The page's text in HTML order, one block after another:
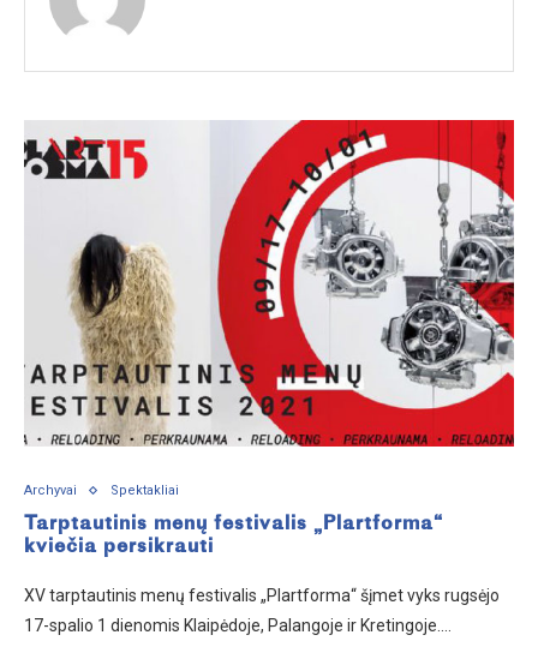
Archyvai Spektakliai
Tarptautinis menų festivalis „Plartforma“
kviečia persikrauti
XV tarptautinis menų festivalis „Plartforma“ šįmet vyks rugsėjo
17-spalio 1 dienomis Klaipėdoje, Palangoje ir Kretingoje.…